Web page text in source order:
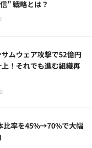
" 戦略とは？
ムウェア攻撃で52億円
！それでも進む組織再
比率を45%→70%で大幅